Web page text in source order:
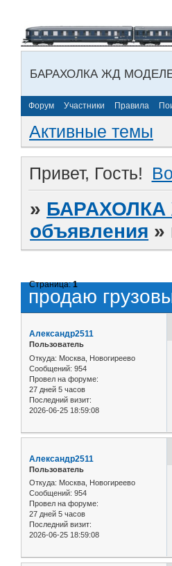
БАРАХОЛКА ЖД
Форум Участники Правила
Активные темы
Привет, Гость!
» БАРАХОЛКА
объявления »
продаю
Страница:1
Александр2511
Пользователь
Откуда: Москва, Новогиреево
Сообщений: 954
Провел на форуме:
27 дней 5 часов
Последний визит:
2026-06-25 18:59:08
Александр2511
Пользователь
Откуда: Москва, Новогиреево
Сообщений: 954
Провел на форуме:
27 дней 5 часов
Последний визит:
2026-06-25 18:59:08